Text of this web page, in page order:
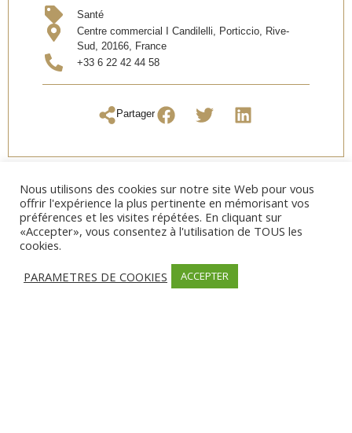
Santé
Centre commercial I Candilelli, Porticcio, Rive-
Sud, 20166, France
+33 6 22 42 44 58
Partager
Nous utilisons des cookies sur notre site Web pour vous
offrir l'expérience la plus pertinente en mémorisant vos
préférences et les visites répétées. En cliquant sur
«Accepter», vous consentez à l'utilisation de TOUS les
cookies.
PARAMETRES DE COOKIES
ACCEPTER